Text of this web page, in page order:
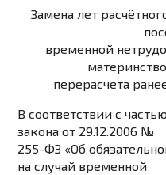
Замена лет
временной
перерасчета
В соответствии с
закона от 29.12.2006 №
255-ФЗ «Об
на случай временной